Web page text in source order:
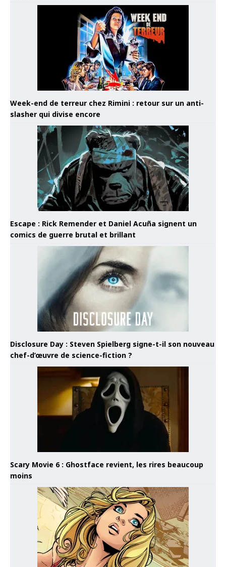
Week-end de terreur chez Rimini : retour sur un anti-
slasher qui divise encore
Escape : Rick Remender et Daniel Acuña signent un
comics de guerre brutal et brillant
Disclosure Day : Steven Spielberg signe-t-il son nouveau
chef-d’œuvre de science-fiction ?
Scary Movie 6 : Ghostface revient, les rires beaucoup
moins